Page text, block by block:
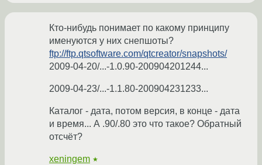
Кто-нибудь понимает по какому принципу
именуются у них снепшоты?
ftp://ftp.qtsoftware.com/qtcreator/snapshots/
2009-04-20/...-1.0.90-200904201244...
2009-04-23/...-1.1.80-200904231233...
Каталог - дата, потом версия, в конце - дата
и время... А .90/.80 это что такое? Обратный
отсчёт?
xeningem ★